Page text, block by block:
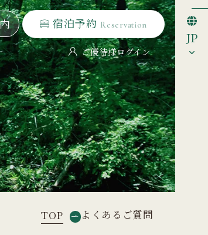
宿泊予約 Reservation
ご優待様ログイン
宿泊予約 Reservation
JP
TOP よくあるご質問